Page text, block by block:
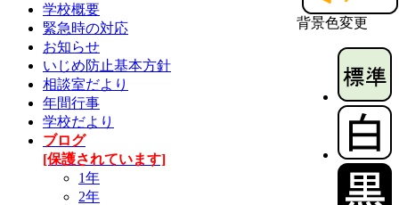
背景色変更
学校概要
緊急時の対応
お知らせ
いじめ防止基本方針
相談室だより
年間行事
学校だより
ブログ
[保護されています]
1年
2年